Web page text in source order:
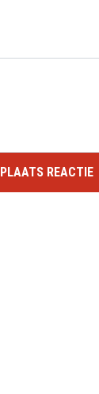
PLAATS REACTIE